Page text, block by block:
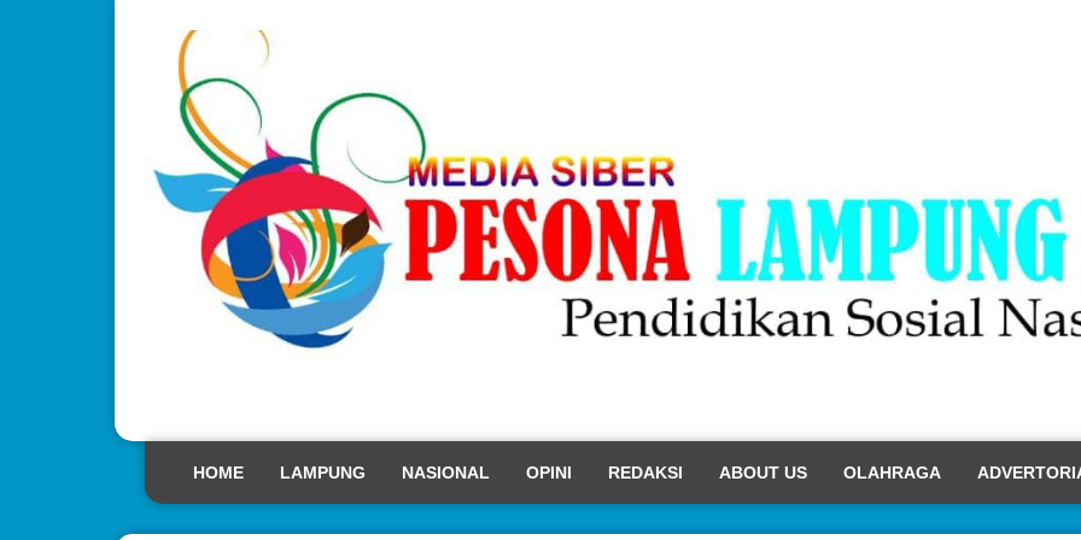
HOME LAMPUNG NASIONAL OPINI REDAKSI ABOUT US OLAHRAGA